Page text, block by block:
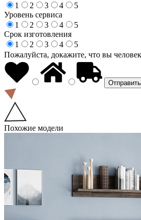
1
2 3 4
5
Уровень сервиса
1
2 3 4
5
Срок изготовления
1
2 3 4
5
Пожалуйста, докажите, что вы
Похожие модели